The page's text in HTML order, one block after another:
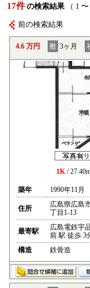
17件 の検索結果 （ 1
前の検索結果
4.6 万円 敷 3ヶ月
1K/
築年 1990年11月
住所
広島県広島
丁目1-13
最寄駅
広島電鉄宇
前 駅 徒歩 3
構造
鉄骨造